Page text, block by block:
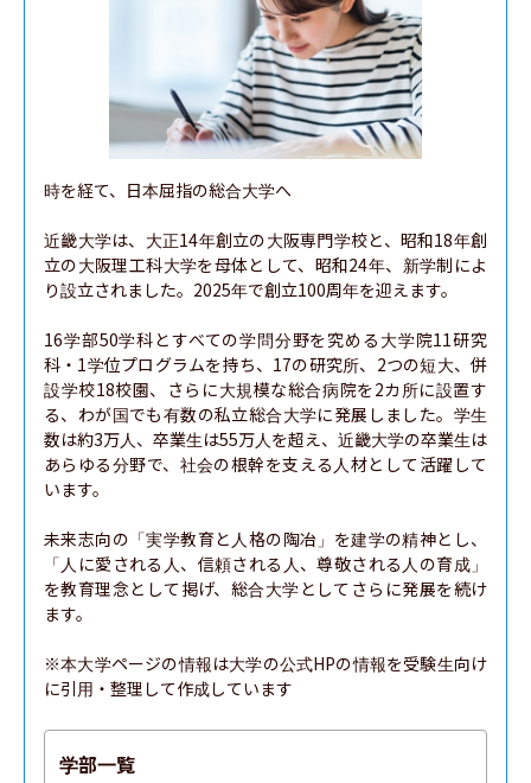
時を経て、日本屈指の総合大学へ
近畿大学は、大正14年創立の大阪専門学校と、昭和18年創
立の大阪理工科大学を母体として、昭和24年、新学制によ
り設立されました。2025年で創立100周年を迎えます。
16学部50学科とすべての学問分野を究める大学院11研究
科・1学位プログラムを持ち、17の研究所、2つの短大、併
設学校18校園、さらに大規模な総合病院を2カ所に設置す
る、わが国でも有数の私立総合大学に発展しました。学生
数は約3万人、卒業生は55万人を超え、近畿大学の卒業生は
あらゆる分野で、社会の根幹を支える人材として活躍して
います。
未来志向の「実学教育と人格の陶冶」を建学の精神とし、
「人に愛される人、信頼される人、尊敬される人の育成」
を教育理念として掲げ、総合大学としてさらに発展を続け
ます。
※本大学ページの情報は大学の公式HPの情報を受験生向け
に引用・整理して作成しています
学部一覧